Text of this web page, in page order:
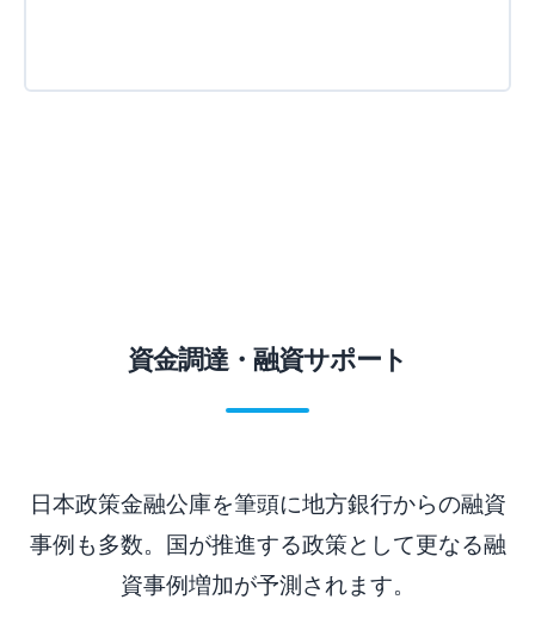
資金調達・融資サポート
日本政策金融公庫を筆頭に地方銀行からの融資
事例も多数。国が推進する政策として更なる融
資事例増加が予測されます。